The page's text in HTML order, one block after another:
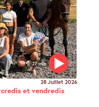
27 min
28 Juillet 2026
et vendredis